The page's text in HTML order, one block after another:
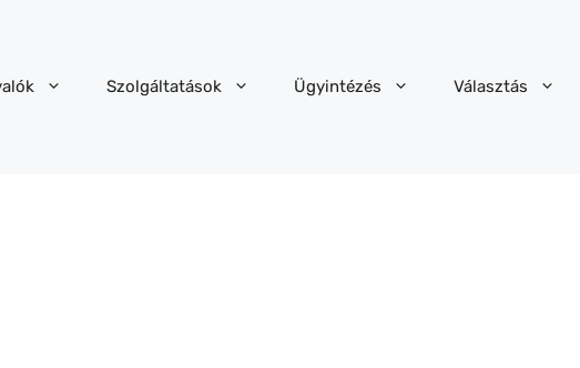
Szolgáltatások Ügyintézés Választás